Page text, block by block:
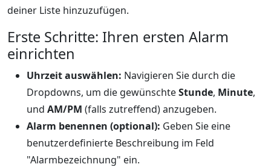
deiner Liste hinzuzufügen.
Erste Schritte: Ihren ersten Alarm
einrichten
Uhrzeit auswählen: Navigieren Sie durch die
Dropdowns, um die gewünschteStunde, Minute,
und AM/PM (falls zutreffend) anzugeben.
Alarm benennen (optional): Geben Sie eine
benutzerdefinierte Beschreibung im Feld
"Alarmbezeichnung" ein.